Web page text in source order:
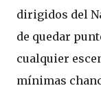
dirigidos del
de quedar
cualquier
mínimas